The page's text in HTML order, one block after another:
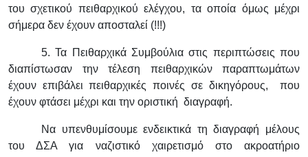
του σχετικού πειθαρχικού ελέγχου, τα οποία όμως μέχρι
σήμερα δεν έχουν αποσταλεί (!!!)
5. Τα Πειθαρχικά Συμβούλια στις περιπτώσεις που
διαπίστωσαν την τέλεση πειθαρχικών παραπτωμάτων
έχουν επιβάλει πειθαρχικές ποινές σε δικηγόρους, που
έχουν φτάσει μέχρι και την οριστική διαγραφή.
Να υπενθυμίσουμε ενδεικτικά τη διαγραφή μέλους
του ΔΣΑ για ναζιστικό χαιρετισμό στο ακροατήριο